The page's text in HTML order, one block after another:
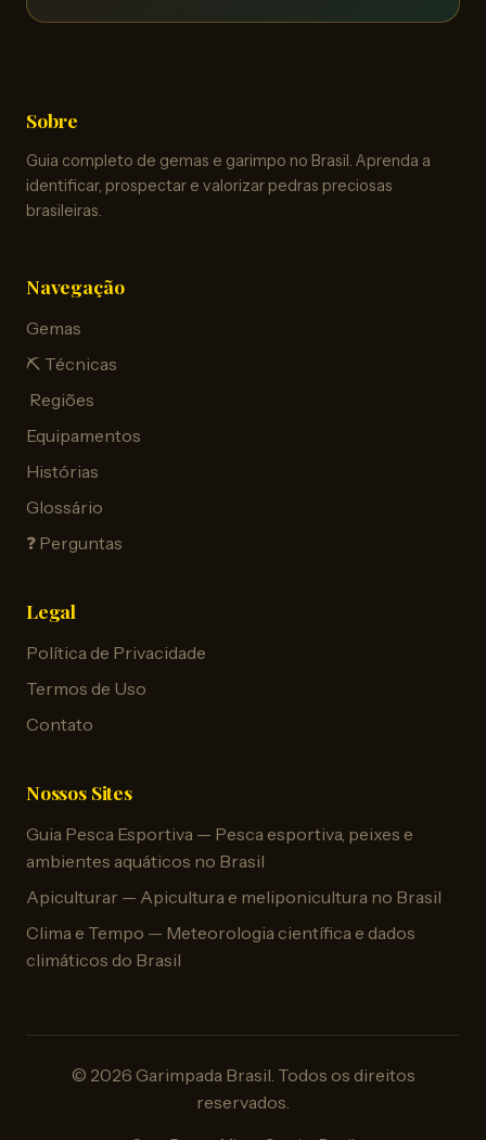
Sobre
Guia completo de gemas e garimpo no Brasil. Aprenda a
identificar, prospectar e valorizar pedras preciosas
brasileiras.
Navegação
Gemas
⛏️ Técnicas
️ Regiões
Equipamentos
Histórias
Glossário
❓ Perguntas
Legal
Política de Privacidade
Termos de Uso
Contato
Nossos Sites
Guia Pesca Esportiva — Pesca esportiva, peixes e
ambientes aquáticos no Brasil
Apiculturar — Apicultura e meliponicultura no Brasil
Clima e Tempo — Meteorologia científica e dados
climáticos do Brasil
© 2026 Garimpada Brasil. Todos os direitos
reservados.